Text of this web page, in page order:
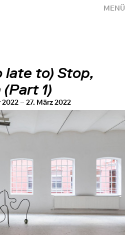
MENÜ
late to) Stop,
1)
– 27. März 2022